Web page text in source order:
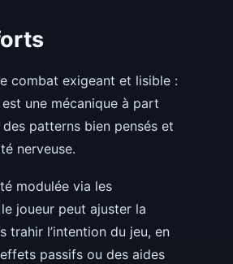
combat exigeant et lisible :
une mécanique à part
patterns bien pensés et
nerveuse.
modulée via les
le joueur peut ajuster la
trahir l’intention du jeu, en
passifs ou des aides